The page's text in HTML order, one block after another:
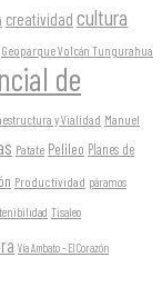
creatividad cultura
Geoparque Volcán Tungurahua
de
y Vialidad Manuel
Patate Pelileo Planes de
Productividad páramos
Tisaleo
Vía Ambato - El Corazón